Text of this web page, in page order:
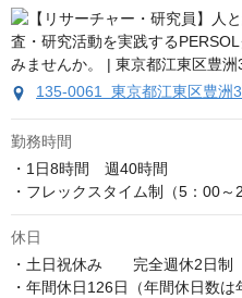
135-0061 東京都江東区豊
勤務時間
・1日8時間　週40時間
・フレックスタイム制（5：00～
休日
・土日祝休み　　完全週休2日制
・年間休日126日（年間休日数は